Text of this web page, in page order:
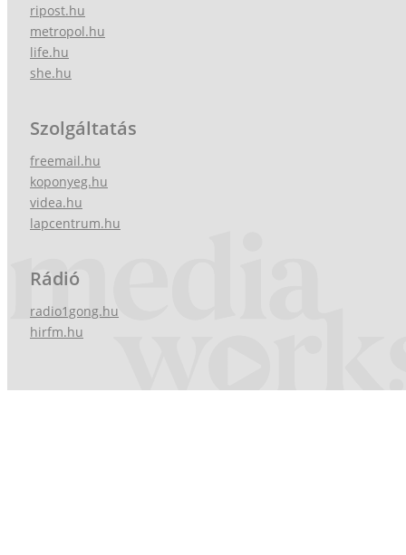
ripost.hu
metropol.hu
life.hu
she.hu
Szolgáltatás
freemail.hu
koponyeg.hu
videa.hu
lapcentrum.hu
Rádió
radio1gong.hu
hirfm.hu